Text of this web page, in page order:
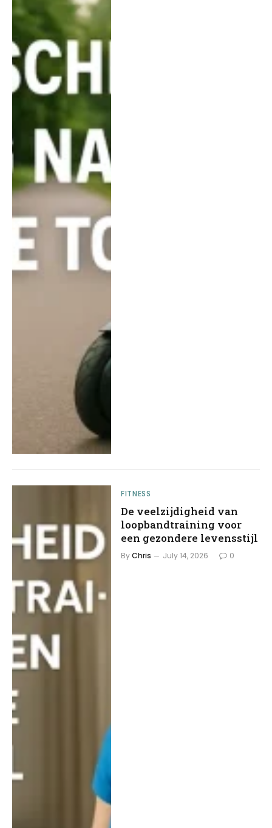
FITNESS
De veelzijdigheid van
loopbandtraining voor
een gezondere levensstijl
ByChris July 14, 2026 0